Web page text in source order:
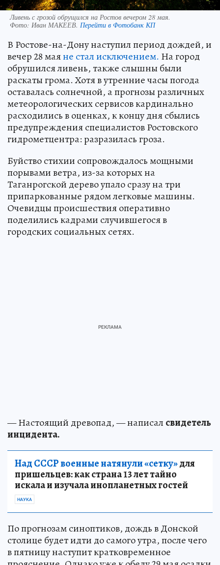
Ливень с грозой обрущился на Ростов вечером 28 мая.
Фото: Иван МАКЕЕВ. Перейти в Фотобанк КП
В Ростове-на-Дону наступил период дождей, и
вечер 28 маяне стал исключением. На город
обрушился ливень, также слышны были
раскаты грома. Хотя в утренние часы погода
оставалась солнечной, а прогнозы различных
метеорологических сервисов кардинально
расходились в оценках, к концу дня сбылись
предупреждения специалистов Ростовского
гидрометцентра: разразилась гроза.
Буйство стихии сопровождалось мощными
порывами ветра, из-за которых на
Таганрогской дерево упало сразу на три
припаркованные рядом легковые машины.
Очевидцы происшествия оперативно
поделились кадрами случившегося в
городских социальных сетях.
— Настоящий древопад, — написал свидетель
инцидента.
Над СССР военные натянули «сетку»для
пришельцев: как страна 13 лет тайно
искала и изучала инопланетных гостей
НАУКА
По прогнозам синоптиков, дождь в Донской
столице будет идти до самого утра, после чего
в пятницу наступит кратковременное